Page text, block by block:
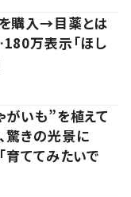
購入→目薬とは
万表示「ほし
がいも”を植えて
きの光景に
育ててみたいで